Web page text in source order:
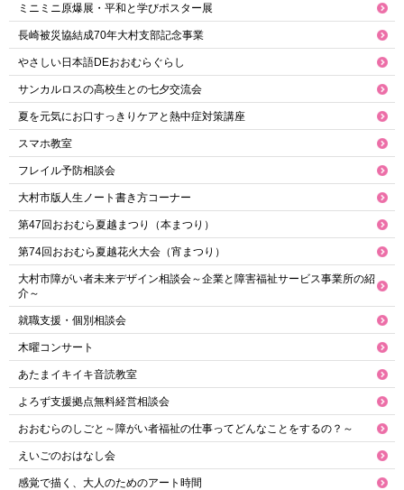
ミニミニ原爆展・平和と学びポスター展
長崎被災協結成70年大村支部記念事業
やさしい日本語DEおおむらぐらし
サンカルロスの高校生との七夕交流会
夏を元気にお口すっきりケアと熱中症対策講座
スマホ教室
フレイル予防相談会
大村市版人生ノート書き方コーナー
第47回おおむら夏越まつり（本まつり）
第74回おおむら夏越花火大会（宵まつり）
大村市障がい者未来デザイン相談会～企業と障害福祉サービス事業所の紹
介～
就職支援・個別相談会
木曜コンサート
あたまイキイキ音読教室
よろず支援拠点無料経営相談会
おおむらのしごと～障がい者福祉の仕事ってどんなことをするの？～
えいごのおはなし会
感覚で描く、大人のためのアート時間